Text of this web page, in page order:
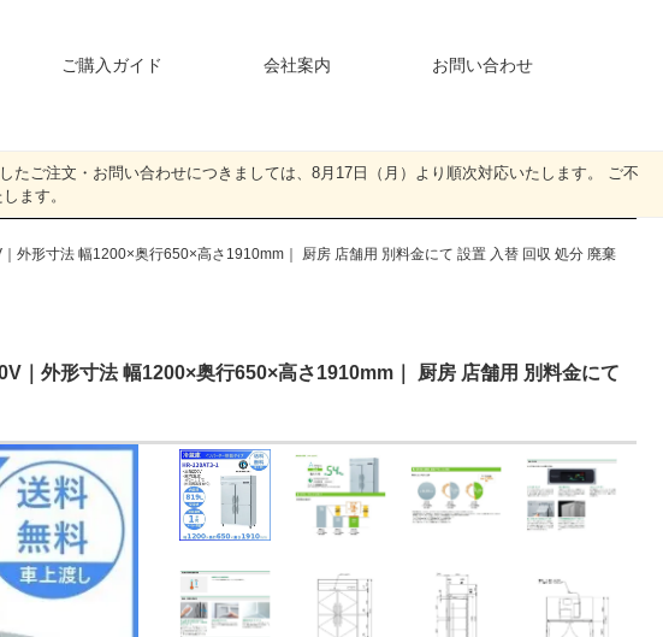
ご購入ガイド 会社案内 お問い合わせ
ご注文・お問い合わせにつきましては、8月17日（月）より順次対応いたします。 ご不
ます。
外形寸法 幅1200×奥行650×高さ1910mm｜ 厨房 店舗用 別料金にて 設置 入替 回収 処分 廃棄
｜外形寸法 幅1200×奥行650×高さ1910mm｜ 厨房 店舗用 別料金にて